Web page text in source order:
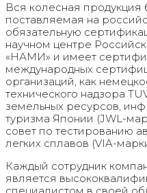
Вся колесная продукция
поставляемая на
обязательную
научном центре
«НАМИ» и имеет
международных
организаций, как
технического надзора
земельных ресурсов,
туризма Японии (JWL-
совет по тестированию
легких сплавов (VIA-
Каждый сотрудник
является